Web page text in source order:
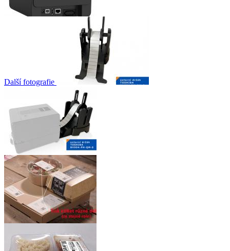
Další fotografie